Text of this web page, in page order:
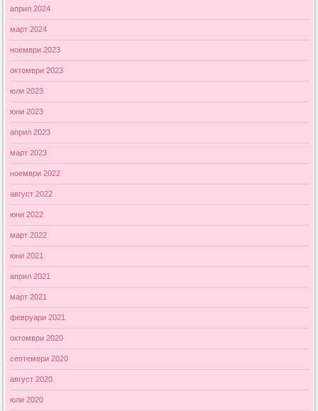
април 2024
март 2024
ноември 2023
октомври 2023
юли 2023
юни 2023
април 2023
март 2023
ноември 2022
август 2022
юни 2022
март 2022
юни 2021
април 2021
март 2021
февруари 2021
октомври 2020
септември 2020
август 2020
юли 2020